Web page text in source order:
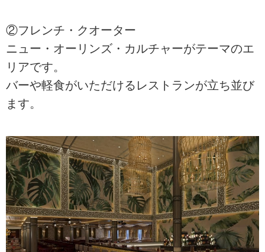
②フレンチ・クオーター
ニュー・オーリンズ・カルチャーがテーマのエ
リアです。
バーや軽食がいただけるレストランが立ち並び
ます。